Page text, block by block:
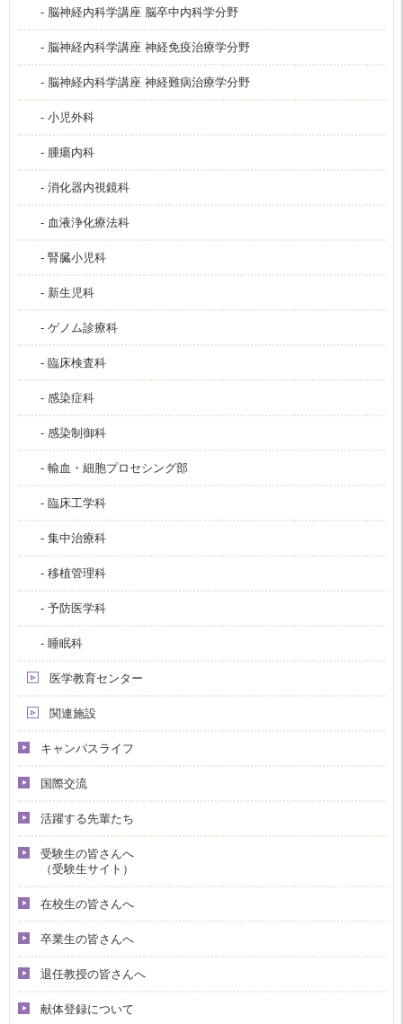
- 脳神経内科学講座 脳卒中内科学分野
- 脳神経内科学講座 神経免疫治療学分野
- 脳神経内科学講座 神経難病治療学分野
- 小児外科
- 腫瘍内科
- 消化器内視鏡科
- 血液浄化療法科
- 腎臓小児科
- 新生児科
- ゲノム診療科
- 臨床検査科
- 感染症科
- 感染制御科
- 輸血・細胞プロセシング部
- 臨床工学科
- 集中治療科
- 移植管理科
- 予防医学科
- 睡眠科
医学教育センター
関連施設
キャンパスライフ
国際交流
活躍する先輩たち
受験生の皆さんへ
（受験生サイト）
在校生の皆さんへ
卒業生の皆さんへ
退任教授の皆さんへ
献体登録について